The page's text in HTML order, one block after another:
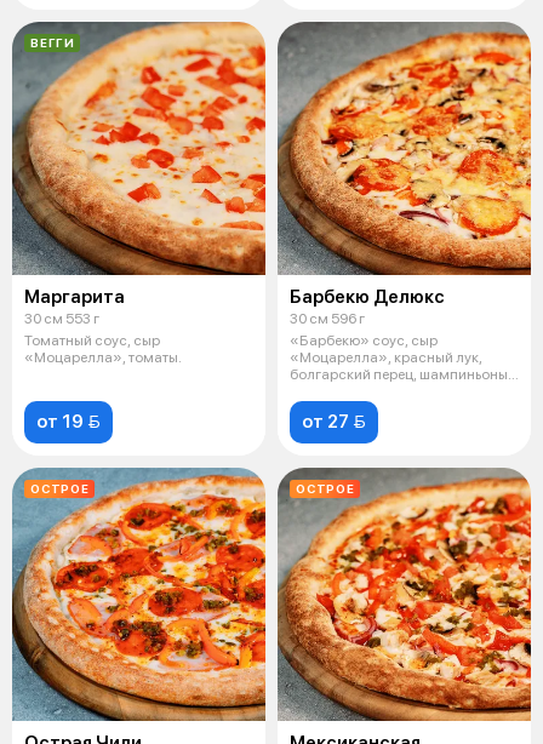
ВЕГГИ
Маргарита
30 см 553 г
Томатный соус, сыр
«Моцарелла», томаты.
от 19 
Барбекю Делюкс
30 см 596 г
«Барбекю» соус, сыр
«Моцарелла», красный лук,
болгарский перец, шампиньоны,
от 27 
ОСТРОЕ ОСТРОЕ